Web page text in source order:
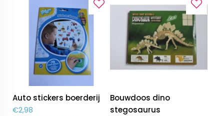
Auto stickers boerderij
€2,98
Bouwdoos dino
stegosaurus